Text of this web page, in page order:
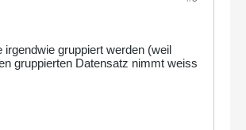
gruppiert werden (weil
gruppierten Datensatz nimmt weiss